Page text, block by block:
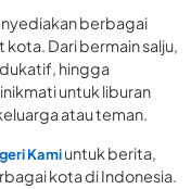
berbagai
Dari bermain salju,
hingga
untuk liburan
atau teman.
Kamiuntuk berita,
kota di Indonesia.